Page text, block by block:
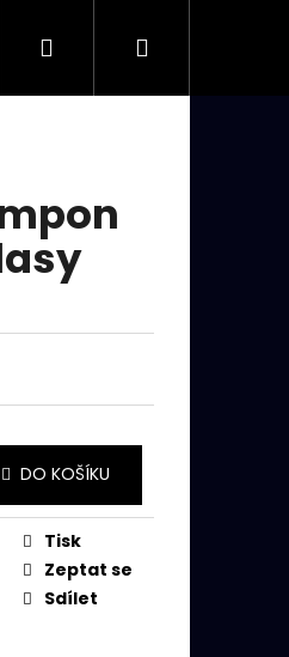
PřihlášeníNákupní
DO KOŠÍKU
Tisk
Zeptat se
Sdílet
Následující